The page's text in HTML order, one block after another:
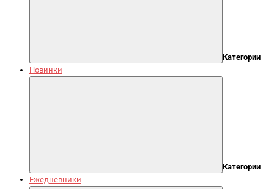
Категории
Новинки
Категории
Ежедневники